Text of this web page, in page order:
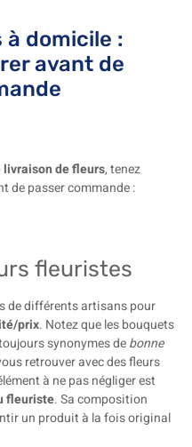
domicile :
avant de
de fleurs, tenez
de passer commande :
fleuristes
de différents artisans pour
prix. Notez que les bouquets
synonymes debonne
retrouver avec des fleurs
à ne pas négliger est
fleuriste. Sa composition
un produit à la fois original